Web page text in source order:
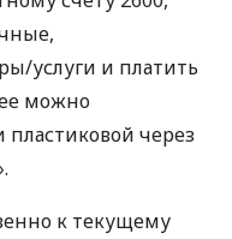
услуги и платить
можно
через
к текущему